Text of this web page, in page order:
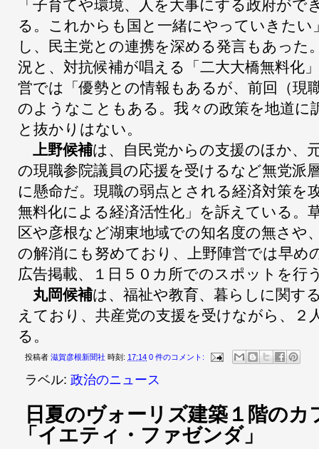
「子育てや環境、人を大事にする政府がで
る。これからも国と一緒にやっていきたい
し、民主党との連携を深める発言もあった
況と、対抗候補が唱える「二大大橋無料化
営では「優勢との情報もあるが、前回（現
のようなこともある。我々の政策を地道に
と抜かりはない。
上野候補は、自民党からの支援のほか、
の現職参院議員の応援を受けるなど無党派
に懸命だ。現職の弱点とされる経済対策を
無料化による経済活性化」を訴えている。
区や彦根など湖東地域での知名度の無さや
の解消にも努めており、上野陣営では早め
広告掲載、１日５０カ所でのスポットを行
丸岡候補は、福祉や教育、暮らしに関す
えており、共産党の支援を受けながら、２
る。
投稿者 滋賀彦根新聞社 時刻: 17:14 0 件のコメント:
ラベル: 政治のニュース
日夏のヴォーリズ建築１階のカ
「イエティ・ファゼンダ」